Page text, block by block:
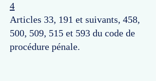
4
Articles 33, 191 et suivants, 458,
500, 509, 515 et 593 du code de
procédure pénale.